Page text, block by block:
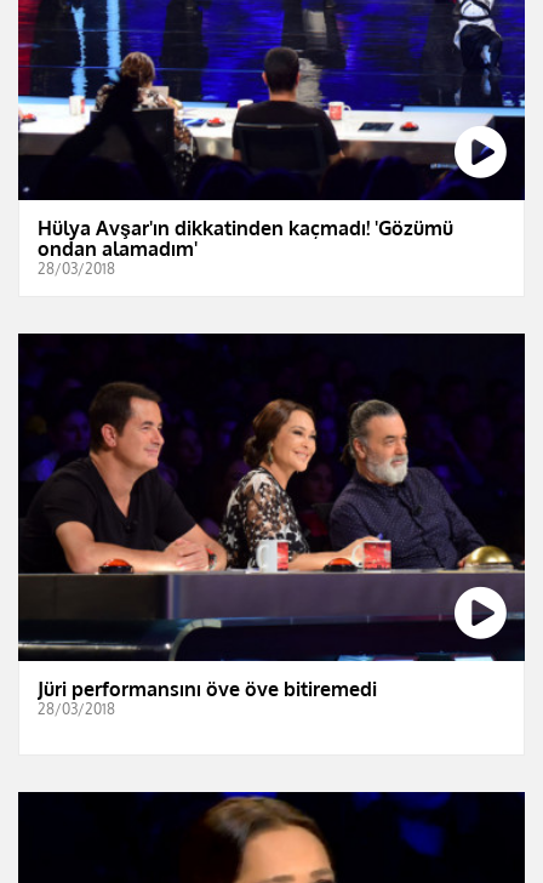
Hülya Avşar'ın dikkatinden kaçmadı! 'Gözümü
ondan alamadım'
28/03/2018
Jüri performansını öve öve bitiremedi
28/03/2018